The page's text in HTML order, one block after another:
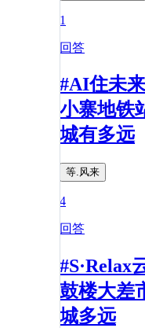
1
回答
#AI住未
小寨地铁
城有多远
等.风来
4
回答
#S·Relax
鼓楼大差
城多远